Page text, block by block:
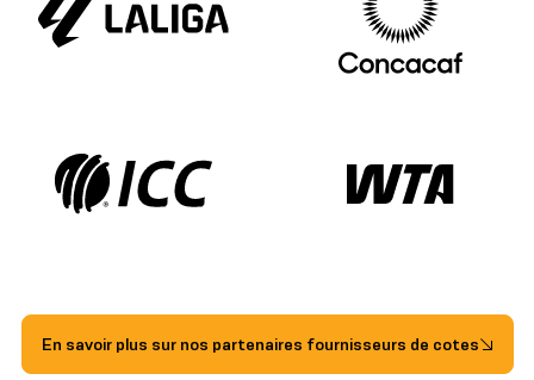
En savoir plus sur nos partenaires fournisseurs de cotes